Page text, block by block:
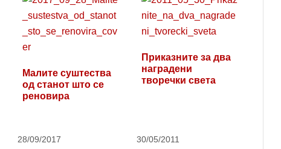
Малите суштества
од станот што се
реновира
28/09/2017
Приказните за два
наградени
творечки света
30/05/2011